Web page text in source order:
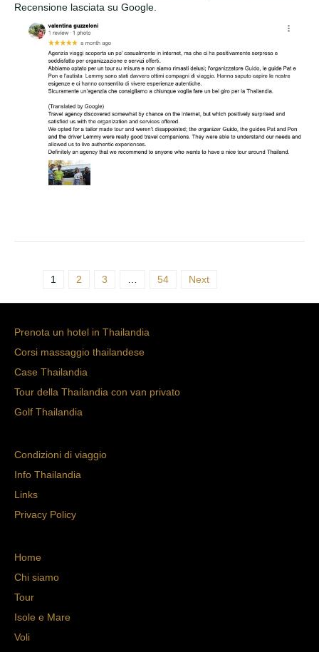
Recensione lasciata su Google.
1 2 3 54 Next
Prenota un hotel in Thailandia
Corsi massaggio thailandese
Case Thailandia
Tour della Thailandia con van privato
Golf Thailandia
Condizioni di viaggio
Info Thailandia
Links
Privacy Policy
Home
Chi siamo
Tour
Isole e Mare
Voli